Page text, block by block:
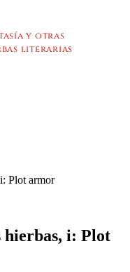
y otras
literarias
Plot armor
hierbas, i: Plot